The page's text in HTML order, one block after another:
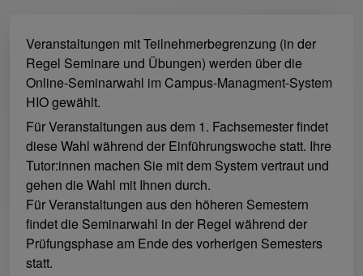
Veranstaltungen mit Teilnehmerbegrenzung (in der
Regel Seminare und Übungen) werden über die
Online-Seminarwahl im Campus-Managment-System
HIO gewählt.
Für Veranstaltungen aus dem 1. Fachsemester findet
diese Wahl während der Einführungswoche statt. Ihre
Tutor:innen machen Sie mit dem System vertraut und
gehen die Wahl mit Ihnen durch.
Für Veranstaltungen aus den höheren Semestern
findet die Seminarwahl in der Regel während der
Prüfungsphase am Ende des vorherigen Semesters
statt.